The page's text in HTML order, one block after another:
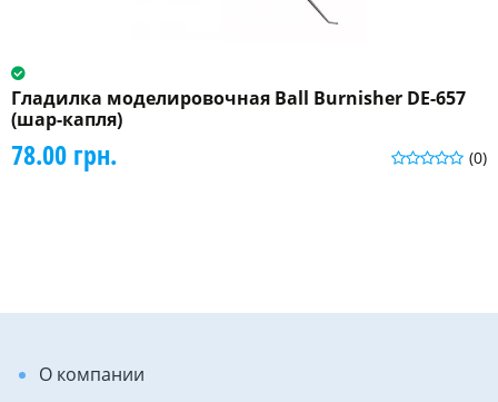
Гладилка моделировочная Ball Burnisher DE-657
(шар-капля)
(0)
78.00 грн.
О компании